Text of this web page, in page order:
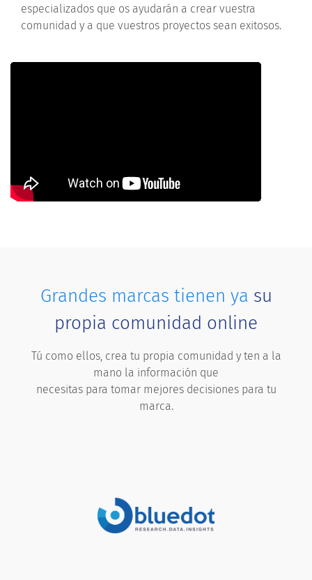
especializados que os ayudarán a crear vuestra
comunidad y a que vuestros proyectos sean exitosos.
Grandes marcas tienen ya su
propia comunidad online
Tú como ellos, crea tu propia comunidad y ten a la
mano la información que
necesitas para tomar mejores decisiones para tu
marca.